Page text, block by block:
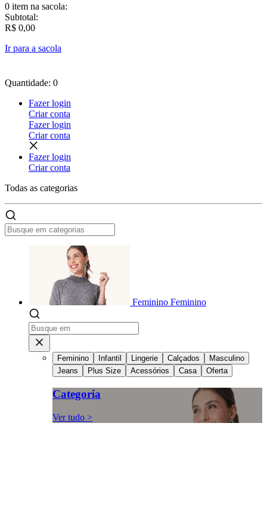
0 item na sacola:
Subtotal:
R$ 0,00
Ir para a sacola
Quantidade: 0
Fazer login
Criar conta
Fazer login
Criar conta
Fazer login
Criar conta
Todas as categorias
Feminino Feminino
Feminino Infantil Lingerie Calçados
Masculino
Jeans
Plus Size Acessórios Casa Oferta
Categoria
Ver tudo >